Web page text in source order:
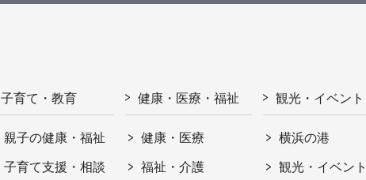
子育て・教育
親子の健康・福祉
子育て支援・相談
健康・医療・福祉
健康・医療
福祉・介護
観光・イベント
横浜の港
観光・イベント